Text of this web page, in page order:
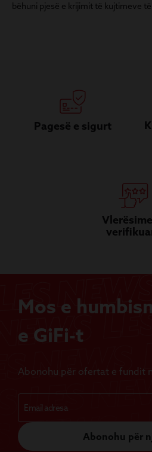
bëhuni pjesë e krijimit të kujtimeve
Pagesë e sigurt
Mos e
e GiFi-t
Abonohu për ofertat e fundit
Abonohu për